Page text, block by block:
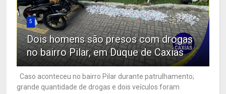
5
Dois homens são presos com drogas
no bairro Pilar, em Duque de Caxias
Caso aconteceu no bairro Pilar durante patrulhamento;
grande quantidade de drogas e dois veículos foram